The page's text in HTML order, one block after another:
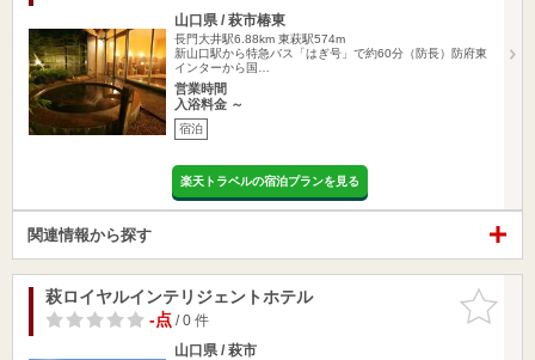
山口県 / 萩市椿東
長門大井駅6.88km 東萩駅574m
新山口駅から特急バス「はぎ号」で約60分（防長）防府東
インターから国…
営業時間
入浴料金 ～
宿泊
楽天トラベルの宿泊プランを見る
関連情報から探す
お気に入
りに追加
萩ロイヤルインテリジェントホテル
-点/ 0 件
山口県 / 萩市